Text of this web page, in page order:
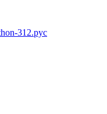
312.pyc